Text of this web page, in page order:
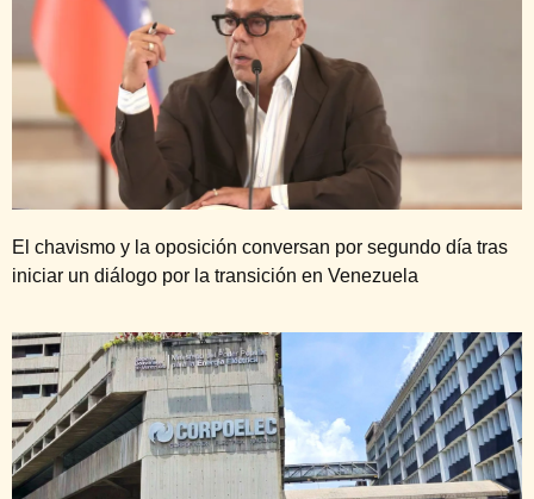
El chavismo y la oposición conversan por segundo día tras
iniciar un diálogo por la transición en Venezuela